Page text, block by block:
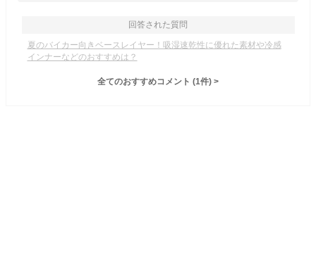
回答された質問
夏のバイカー向きベースレイヤー！吸湿速乾性に優れた素材や冷感
インナーなどのおすすめは？
全てのおすすめコメント (1件) >